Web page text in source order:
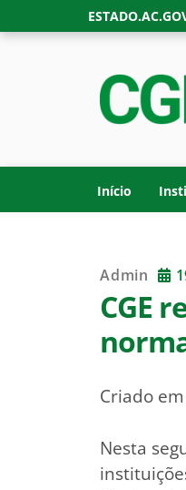
to
Início
Admin
CGE
Criado
Nesta